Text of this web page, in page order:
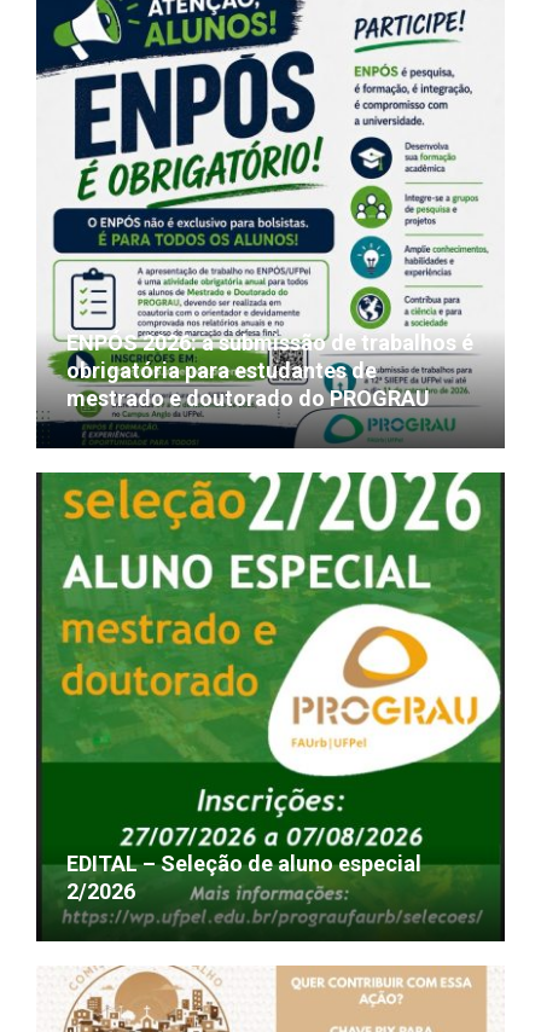
ENPÓS 2026: a submissão de trabalhos é
obrigatória para estudantes de
mestrado e doutorado do PROGRAU
22/07/2026
EDITAL – Seleção de aluno especial
2/2026
22/07/2026